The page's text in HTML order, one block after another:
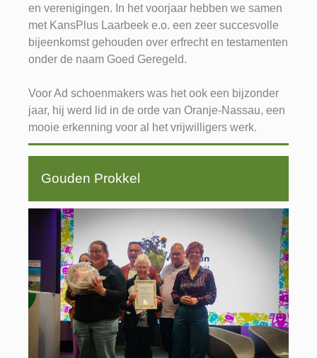
en verenigingen. In het voorjaar hebben we samen
met KansPlus Laarbeek e.o. een zeer succesvolle
bijeenkomst gehouden over erfrecht en testamenten
onder de naam Goed Geregeld.
Voor Ad schoenmakers was het ook een bijzonder
jaar, hij werd lid in de orde van Oranje-Nassau, een
mooie erkenning voor al het vrijwilligers werk.
Gouden Prokkel